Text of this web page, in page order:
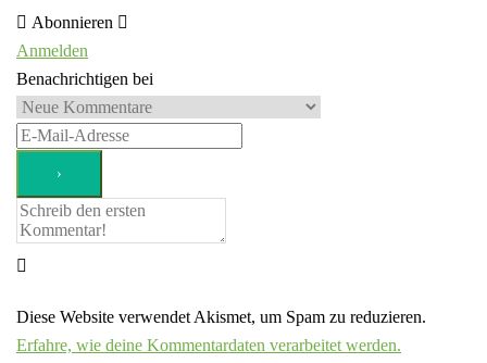
Abonnieren
Anmelden
Benachrichtigen bei
Diese Website verwendet Akismet, um Spam zu reduzieren.
Erfahre, wie deine Kommentardaten verarbeitet werden.